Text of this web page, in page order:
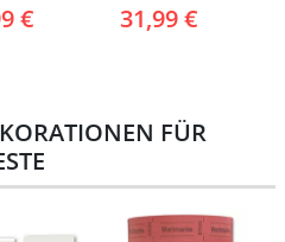
€ 31,99 €
FÜR